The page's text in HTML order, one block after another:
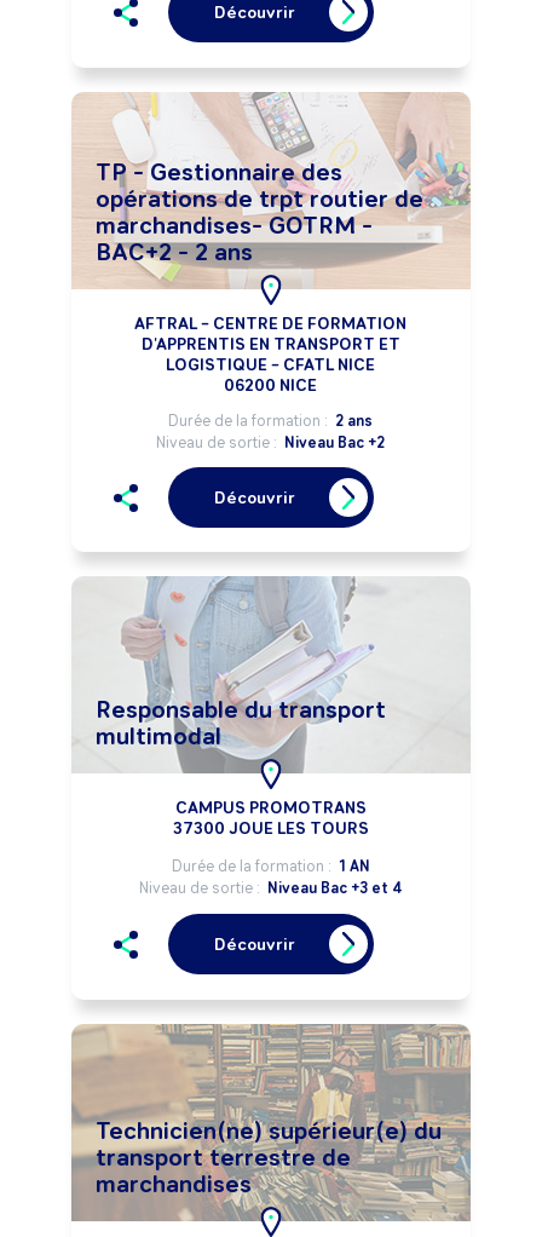
Découvrir
TP - Gestionnaire des
opérations de trpt routier de
marchandises- GOTRM -
BAC+2 - 2 ans
AFTRAL – CENTRE DE FORMATION
D'APPRENTIS EN TRANSPORT ET
LOGISTIQUE – CFATL NICE
06200 NICE
Durée de la formation : 2 ans
Niveau de sortie : Niveau Bac +2
Découvrir
Responsable du transport
multimodal
CAMPUS PROMOTRANS
37300 JOUE LES TOURS
Durée de la formation : 1 AN
Niveau de sortie : Niveau Bac +3 et 4
Découvrir
Technicien(ne) supérieur(e) du
transport terrestre de
marchandises